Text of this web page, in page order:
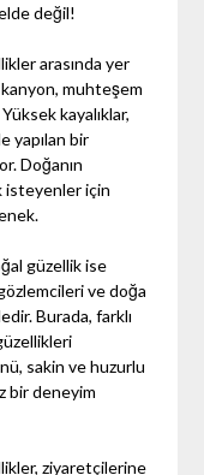
değil!
arasında yer
kanyon, muhteşem
kayalıklar,
yapılan bir
Doğanın
isteyenler için
güzellik ise
ve doğa
Burada, farklı
sakin ve huzurlu
bir deneyim
ziyaretçilerine